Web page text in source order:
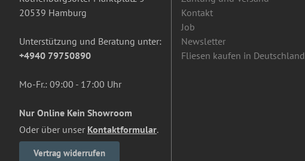
20539 Hamburg
Unterstützung und Beratung unter:
+4940 79750890
Mo-Fr.: 09:00 - 17:00 Uhr
Nur Online Kein Showroom
Oder über unser Kontaktformular.
Vertrag widerrufen
Kontakt
Job
Newsletter
Fliesen kaufen in Deutschland